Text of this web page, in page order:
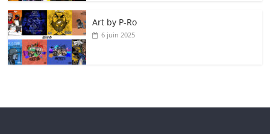
Art by P‑Ro
6 juin 2025